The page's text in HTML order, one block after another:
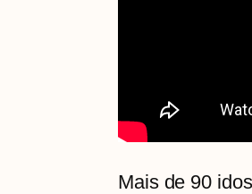
Mais de 90